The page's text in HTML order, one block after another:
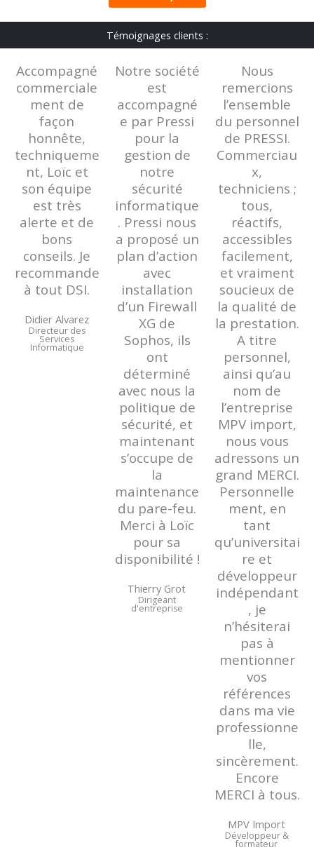
Témoignages clients :
Accompagné
commerciale
ment de
façon
honnête,
techniqueme
nt, Loïc et
son équipe
est très
alerte et de
bons
conseils. Je
recommande
à tout DSI.
Didier Alvarez
Directeur des
Services
Informatique
Notre société
est
accompagné
e par Pressi
pour la
gestion de
notre
sécurité
informatique
. Pressi nous
a proposé un
plan d’action
avec
installation
d’un Firewall
XG de
Sophos, ils
ont
déterminé
avec nous la
politique de
sécurité, et
maintenant
s’occupe de
la
maintenance
du pare-feu.
Merci à Loïc
pour sa
disponibilité !
Thierry Grot
Dirigeant
d'entreprise
Nous
remercions
l’ensemble
du personnel
de PRESSI.
Commerciau
x,
techniciens ;
tous,
réactifs,
accessibles
facilement,
et vraiment
soucieux de
la qualité de
la prestation.
A titre
personnel,
ainsi qu’au
nom de
l’entreprise
MPV import,
nous vous
adressons un
grand MERCI.
Personnelle
ment, en
tant
qu’universitai
re et
développeur
indépendant
, je
n’hésiterai
pas à
mentionner
vos
références
dans ma vie
professionne
lle,
sincèrement.
Encore
MERCI à tous.
MPV Import
Développeur &
formateur